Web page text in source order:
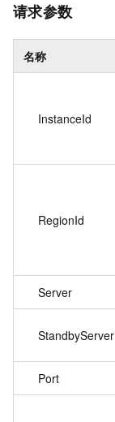
请求参数
名称
InstanceId
RegionId
Server
StandbyServer
Port